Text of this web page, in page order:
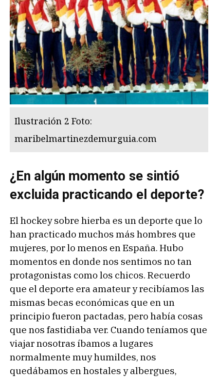
Ilustración 2 Foto:
maribelmartinezdemurguia.com
¿En algún momento se sintió
excluida practicando el deporte?
El hockey sobre hierba es un deporte que lo
han practicado muchos más hombres que
mujeres, por lo menos en España. Hubo
momentos en donde nos sentimos no tan
protagonistas como los chicos. Recuerdo
que el deporte era amateur y recibíamos las
mismas becas económicas que en un
principio fueron pactadas, pero había cosas
que nos fastidiaba ver. Cuando teníamos que
viajar nosotras íbamos a lugares
normalmente muy humildes, nos
quedábamos en hostales y albergues,